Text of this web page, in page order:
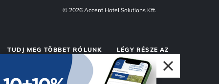
© 2026 Accent Hotel Solutions Kft.
TUDJ MEG TÖBBET RÓLUNK
LÉGY RÉSZE AZ
ACCENTNEK